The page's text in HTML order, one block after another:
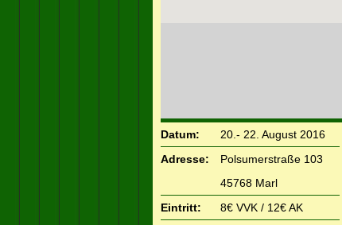
Datum:
20.- 22. August 2016
Adresse:
Polsumerstraße 103
45768 Marl
Eintritt:
8€ VVK / 12€ AK